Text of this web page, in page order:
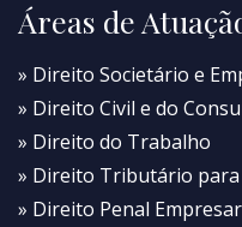
Áreas de
» Direito Societário e
» Direito Civil e do
» Direito do Trabalho
» Direito Tributário para
» Direito Penal